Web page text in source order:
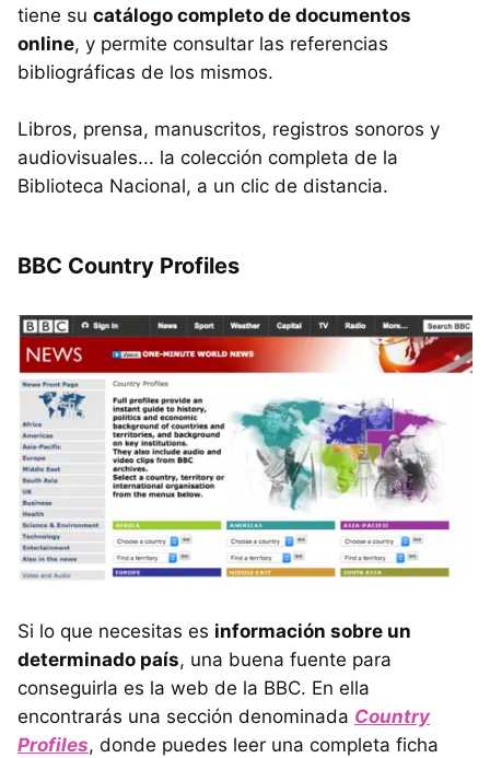
tiene su catálogo completo de documentos
online, y permite consultar las referencias
bibliográficas de los mismos.
Libros, prensa, manuscritos, registros sonoros y
audiovisuales... la colección completa de la
Biblioteca Nacional, a un clic de distancia.
BBC Country Profiles
Si lo que necesitas es información sobre un
determinado país, una buena fuente para
conseguirla es la web de la BBC. En ella
encontrarás una sección denominada Country
Profiles, donde puedes leer una completa ficha